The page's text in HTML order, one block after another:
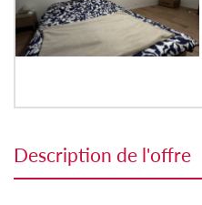
description de l'offre